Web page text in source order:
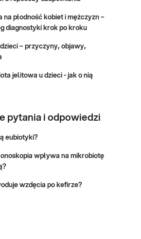
niedoborem testosteronu.
Określenie przyczyn
androgenizacji ustroju.
na płodność kobiet i mężczyzn –
diagnostyki krok po kroku
dzieci – przyczyny, objawy,
jelitowa u dzieci - jak o nią
pytania i odpowiedzi
eubiotyki?
wpływa na mikrobiotę
wzdęcia po kefirze?